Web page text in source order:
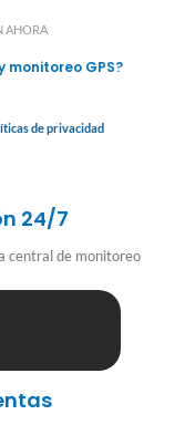
AHORA
monitoreo GPS?
de privacidad
24/7
central de monitoreo